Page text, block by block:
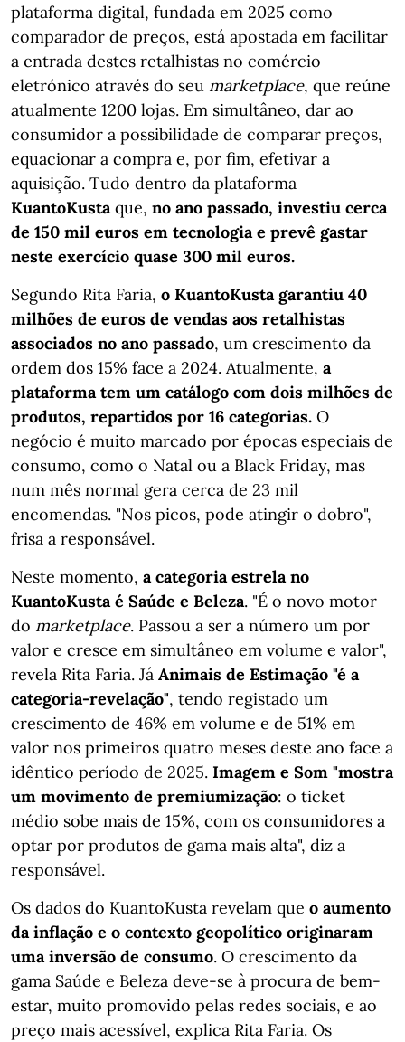
plataforma digital, fundada em 2025 como
comparador de preços, está apostada em facilitar
a entrada destes retalhistas no comércio
eletrónico através do seu marketplace, que reúne
atualmente 1200 lojas. Em simultâneo, dar ao
consumidor a possibilidade de comparar preços,
equacionar a compra e, por fim, efetivar a
aquisição. Tudo dentro da plataforma
KuantoKusta que, no ano passado, investiu cerca
de 150 mil euros em tecnologia e prevê gastar
neste exercício quase 300 mil euros.
Segundo Rita Faria, o KuantoKusta garantiu 40
milhões de euros de vendas aos retalhistas
associados no ano passado, um crescimento da
ordem dos 15% face a 2024. Atualmente, a
plataforma tem um catálogo com dois milhões de
produtos, repartidos por 16 categorias. O
negócio é muito marcado por épocas especiais de
consumo, como o Natal ou a Black Friday, mas
num mês normal gera cerca de 23 mil
encomendas. "Nos picos, pode atingir o dobro",
frisa a responsável.
Neste momento, a categoria estrela no
KuantoKusta é Saúde e Beleza. "É o novo motor
do marketplace. Passou a ser a número um por
valor e cresce em simultâneo em volume e valor",
revela Rita Faria. Já Animais de Estimação "é a
categoria-revelação", tendo registado um
crescimento de 46% em volume e de 51% em
valor nos primeiros quatro meses deste ano face a
idêntico período de 2025. Imagem e Som "mostra
um movimento de premiumização: o ticket
médio sobe mais de 15%, com os consumidores a
optar por produtos de gama mais alta", diz a
responsável.
Os dados do KuantoKusta revelam que o aumento
da inflação e o contexto geopolítico originaram
uma inversão de consumo. O crescimento da
gama Saúde e Beleza deve-se à procura de bem-
estar, muito promovido pelas redes sociais, e ao
preço mais acessível, explica Rita Faria. Os